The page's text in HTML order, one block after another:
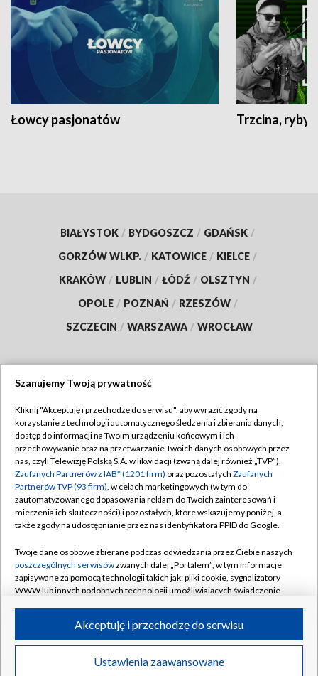
Łowcy pasjonatów Trzcina, ryby
BIAŁYSTOK / BYDGOSZCZ / GDAŃSK /
GORZÓW WLKP. / KATOWICE / KIELCE /
KRAKÓW / LUBLIN / ŁÓDŹ / OLSZTYN /
OPOLE / POZNAŃ / RZESZÓW /
SZCZECIN / WARSZAWA / WROCŁAW
TVP
Abonament TVP
Emisja w TVP
Centrum informacji TVP
Naziemna Telewizja Cyfrowa
Rada Programowa
System NOS
Informacje o nadawcy
Program dla prasy
Regulamin TVP
Polityka prywatności
Moje zgody
Pomoc
Kontakt
Kanały
©2026 Telewizja Polska S.A. w likwidacji
Szanujemy Twoją prywatność
Kliknij "Akceptuję i przechodzę do serwisu", aby wyrazić zgody na
korzystanie z technologii automatycznego śledzenia i zbierania danych,
dostęp do informacji na Twoim urządzeniu końcowym i ich
przechowywanie oraz na przetwarzanie Twoich danych osobowych przez
nas, czyli Telewizję Polską S.A. w likwidacji (zwaną dalej również „TVP”),
Zaufanych Partnerów z IAB* (1201 firm) oraz pozostałych Zaufanych
Partnerów TVP (93 firm), w celach marketingowych (w tym do
zautomatyzowanego dopasowania reklam do Twoich zainteresowań i
mierzenia ich skuteczności) i pozostałych, które wskazujemy poniżej, a
także zgody na udostępnianie przez nas identyfikatora PPID do Google.
Twoje dane osobowe zbierane podczas odwiedzania przez Ciebie naszych
poszczególnych serwisówzwanych dalej „Portalem”, w tym informacje
zapisywane za pomocą technologii takich jak: pliki cookie, sygnalizatory
WWW lub innych podobnych technologii umożliwiających świadczenie
ruchu w Internecie.
Twoje dane osobowe zbierane podczas odwiedzania przez Ciebie
poszczególnych serwisówna Portalu, takie jak adresy IP, identyfikatory
Ustawienia zaawansowane
Akceptuję i przechodzę do serwisu